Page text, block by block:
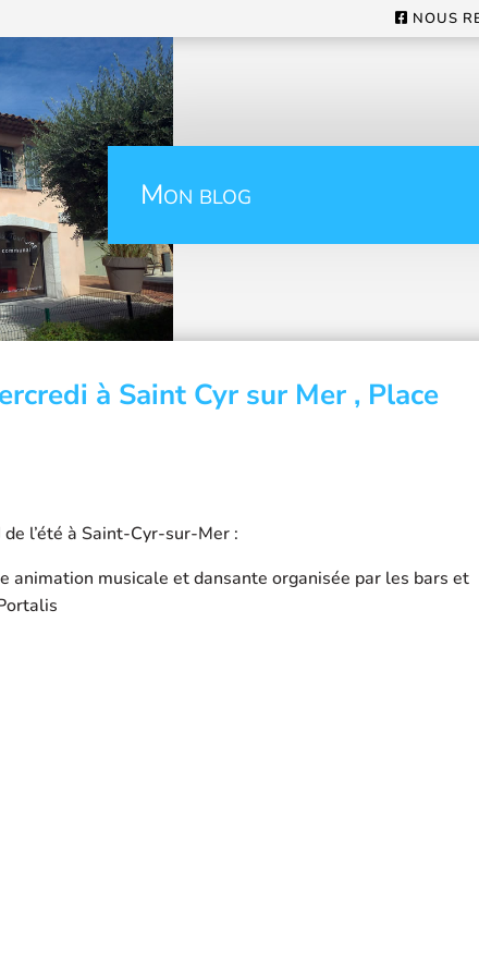
NOUS
Mon blog
à Saint Cyr sur Mer , Place
l’été à Saint-Cyr-sur-Mer :
animation musicale et dansante organisée par les bars et